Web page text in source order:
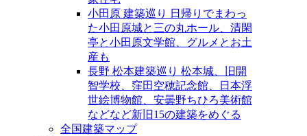
小田原 建築巡り 日帰りでまわっ
た小田原城と三の丸ホール、清閑
亭と小田原文学館、グルメとお土
産も
長野 松本建築巡り 松本城、旧開
智学校、窪田空穂記念館、日本浮
世絵博物館、安曇野ちひろ美術館
などなど新旧15の建築をめぐる
全国建築マップ